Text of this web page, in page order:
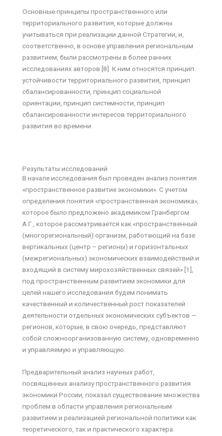
Основные принципы пространственного или
территориального развития, которые должны
учитываться при реализации данной Стратегии, и,
соответственно, в основе управления региональным
развитием, были рассмотрены в более ранних
исследованиях авторов [8]. К ним относятся принцип
устойчивости территориального развития, принцип
сбалансированности, принцип социальной
ориентации, принцип системности, принцип
сбалансированности интересов территориального
развития во времени.
Результаты исследований
В начале исследования был проведен анализ понятия
«пространственное развитие экономики». С учетом
определения понятия «пространственная экономика»,
которое было предложено академиком Гранбергом
А.Г., которое рассматривается как «пространственный
(многорегиональный) организм, работающий на базе
вертикальных (центр – регионы) и горизонтальных
(межрегиональных) экономических взаимодействий и
входящий в систему мирохозяйственных связей» [1],
под пространственным развитием экономики для
целей нашего исследования будем понимать
качественный и количественный рост показателей
деятельности отдельных экономических субъектов —
регионов, которые, в свою очередь, представляют
собой сложноорганизованную систему, одновременно
и управляемую и управляющую.
Предварительный анализ научных работ,
посвященных анализу пространственного развития
экономики России, показал существование множества
проблем в области управления региональным
развитием и реализацией региональной политики как
теоретического, так и практического характера.